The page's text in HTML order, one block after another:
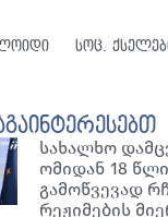
სოც.
სახალხო
ომიდან 18
გამოწვევად
რეჟიმების